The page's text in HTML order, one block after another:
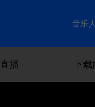
音乐人
直播 下载